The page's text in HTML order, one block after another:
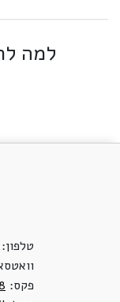
למה
טלפון:
פקס: